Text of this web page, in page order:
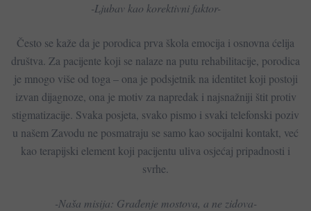
-​Ljubav kao korektivni faktor-
Često se kaže da je porodica prva škola emocija i osnovna ćelija
društva. Za pacijente koji se nalaze na putu rehabilitacije, porodica
je mnogo više od toga – ona je podsjetnik na identitet koji postoji
izvan dijagnoze, ona je motiv za napredak i najsnažniji štit protiv
stigmatizacije. Svaka posjeta, svako pismo i svaki telefonski poziv
u našem Zavodu ne posmatraju se samo kao socijalni kontakt, već
kao terapijski element koji pacijentu uliva osjećaj pripadnosti i
svrhe.
-​Naša misija: Građenje mostova, a ne zidova-